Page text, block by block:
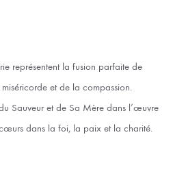
représentent la fusion parfaite de
et de la compassion.
Sauveur et de Sa Mère dans l’œuvre
dans la foi, la paix et la charité.